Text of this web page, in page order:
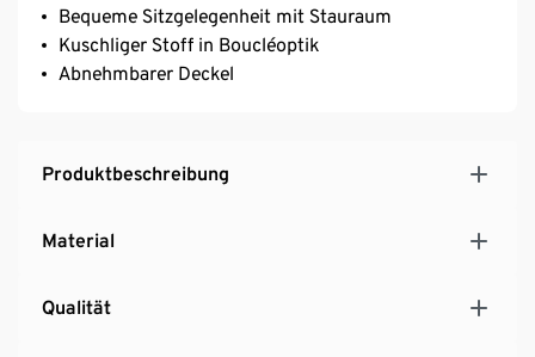
Bequeme Sitzgelegenheit mit Stauraum
Kuschliger Stoff in Boucléoptik
Abnehmbarer Deckel
Produktbeschreibung
Material
Qualität